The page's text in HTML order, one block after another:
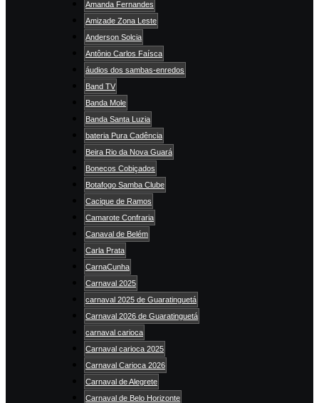
Amanda Fernandes
Amizade Zona Leste
Anderson Solcia
Antônio Carlos Faísca
áudios dos sambas-enredos
Band TV
Banda Mole
Banda Santa Luzia
bateria Pura Cadência
Beira Rio da Nova Guará
Bonecos Cobiçados
Botafogo Samba Clube
Cacique de Ramos
Camarote Confraria
Canaval de Belém
Carla Prata
CarnaCunha
Carnaval 2025
carnaval 2025 de Guaratinguetá
Carnaval 2026 de Guaratinguetá
carnaval carioca
Carnaval carioca 2025
Carnaval Carioca 2026
Carnaval de Alegrete
Carnaval de Belo Horizonte